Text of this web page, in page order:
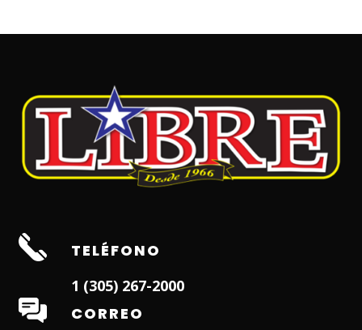
TELÉFONO
1 (305) 267-2000
CORREO